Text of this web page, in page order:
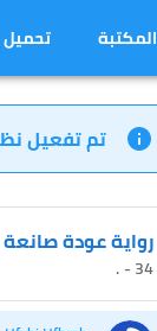
المكتبة
تم تفعيل
رواية عودة
34 - .